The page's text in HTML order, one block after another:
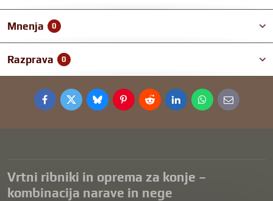
Mnenja 0
Razprava 0
FacebookTwitterBlueskyPinterestRedditLinkedInWhatsApp
E-
mail
Vrtni ribniki in oprema za konje –
kombinacija narave in nege